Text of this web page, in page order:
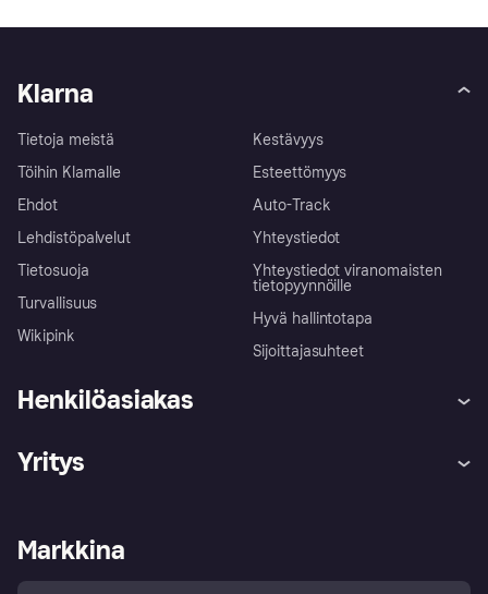
Klarna
Tietoja meistä
Töihin Klarnalle
Ehdot
Lehdistöpalvelut
Tietosuoja
Turvallisuus
Wikipink
Kestävyys
Esteettömyys
Auto-Track
Yhteystiedot
Yhteystiedot viranomaisten
tietopyynnöille
Hyvä hallintotapa
Sijoittajasuhteet
Henkilöasiakas
Kirjaudu sisään
Tutustu kauppoihin
Ostajan turva
Yritys
Kirjaudu sisään yrityksenä
Markkina